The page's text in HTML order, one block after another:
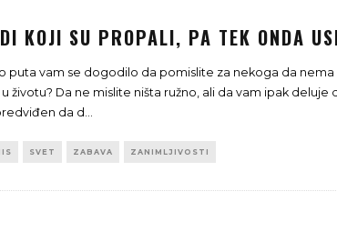
KOJI SU PROPALI, PA TEK ONDA
puta vam se dogodilo da pomislite za nekoga da nema
životu? Da ne mislite ništa ružno, ali da vam ipak deluje
da d...
SVET ZABAVA ZANIMLJIVOSTI